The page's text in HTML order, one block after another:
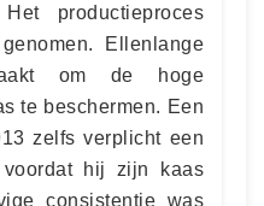
productieproces
Ellenlange
om de hoge
te beschermen. Een
zelfs verplicht een
voordat hij zijn kaas
consistentie was